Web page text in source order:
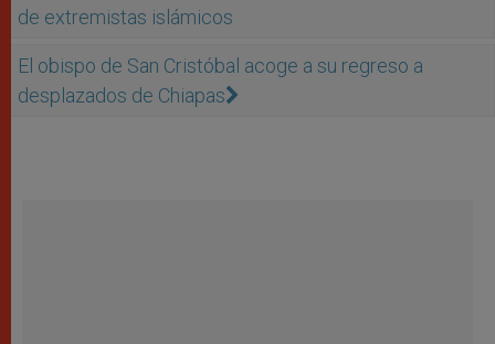
de extremistas islámicos
El obispo de San Cristóbal acoge a su regreso a
desplazados de Chiapas